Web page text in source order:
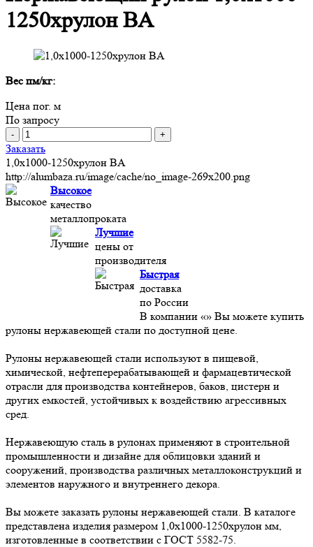
1250хрулон BA
Вес пм/кг:
Цена пог. м
По запросу
- +
Заказать
1,0х1000-1250хрулон BA
http://alumbaza.ru/image/cache/no_image-269x200.png
Высокое
качество
металлопроката
Лучшие
цены от
производителя
Быстрая
доставка
по России
В компании «» Вы можете купить
рулоны нержавеющей стали по доступной цене.
Рулоны нержавеющей стали используют в пищевой,
химической, нефтеперерабатывающей и фармацевтической
отрасли для производства контейнеров, баков, цистерн и
других емкостей, устойчивых к воздействию агрессивных
сред.
Нержавеющую сталь в рулонах применяют в строительной
промышленности и дизайне для облицовки зданий и
сооружений, производства различных металлоконструкций и
элементов наружного и внутреннего декора.
Вы можете заказать рулоны нержавеющей стали. В каталоге
представлена изделия размером 1,0х1000-1250хрулон мм,
изготовленные в соответствии с ГОСТ 5582-75.